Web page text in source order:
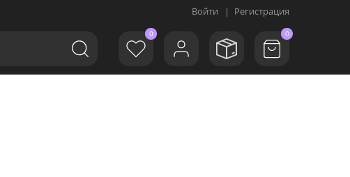
Войти | Регистрация
0 0